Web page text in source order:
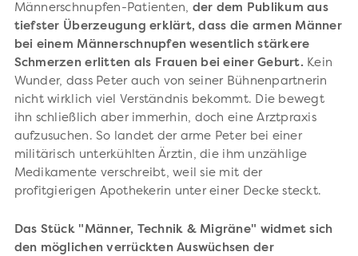
Männerschnupfen-Patienten, der dem Publikum aus
tiefster Überzeugung erklärt, dass die armen Männer
bei einem Männerschnupfen wesentlich stärkere
Schmerzen erlitten als Frauen bei einer Geburt. Kein
Wunder, dass Peter auch von seiner Bühnenpartnerin
nicht wirklich viel Verständnis bekommt. Die bewegt
ihn schließlich aber immerhin, doch eine Arztpraxis
aufzusuchen. So landet der arme Peter bei einer
militärisch unterkühlten Ärztin, die ihm unzählige
Medikamente verschreibt, weil sie mit der
profitgierigen Apothekerin unter einer Decke steckt.
Das Stück "Männer, Technik & Migräne" widmet sich
den möglichen verrückten Auswüchsen der